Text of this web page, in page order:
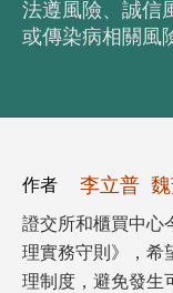
法遵風險、誠信
或傳染病相關風
作者 李立普
證交所和櫃買中心
理實務守則》，希
理制度，避免發生